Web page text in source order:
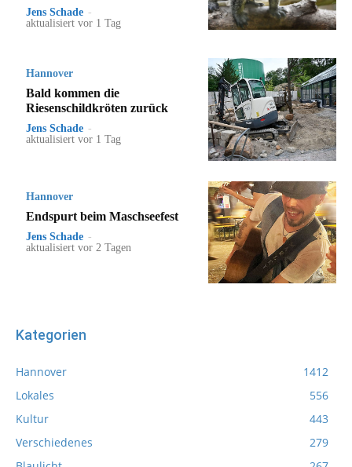
Jens Schade -
aktualisiert vor 1 Tag
Hannover
Bald kommen die
Riesenschildkröten zurück
Jens Schade -
aktualisiert vor 1 Tag
Hannover
Endspurt beim Maschseefest
Jens Schade -
aktualisiert vor 2 Tagen
Kategorien
Hannover
1412
Lokales
556
Kultur
443
Verschiedenes
279